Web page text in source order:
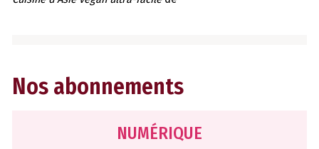
Nos abonnements
NUMÉRIQUE